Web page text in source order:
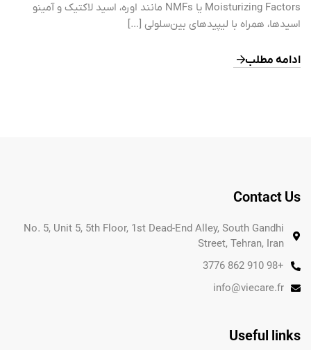
Moisturizing Factors یا NMFs مانند اوره، اسید لاکتیک و آمینو
اسیدها، همراه با لیپیدهای بین‌سلولی […]
ادامه مطلب
Contact Us
No. 5, Unit 5, 5th Floor, 1st Dead-End Alley, South Gandhi
Street, Tehran, Iran
+98 910 862 3776
info@viecare.fr
Useful links